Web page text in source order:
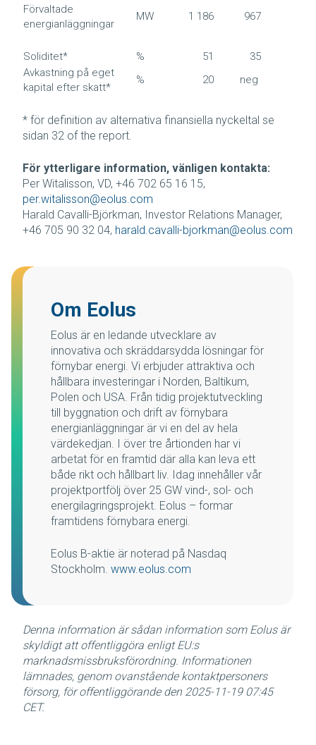
Förvaltade
energianläggningar
MW 1 186 967
Soliditet* % 51 35
Avkastning på eget
kapital efter skatt*
% 20 neg
* för definition av alternativa finansiella nyckeltal se
sidan 32 of the report.
För ytterligare information, vänligen kontakta:
Per Witalisson, VD, +46 702 65 16 15,
per.witalisson@eolus.com
Harald Cavalli-Björkman, Investor Relations Manager,
+46 705 90 32 04, harald.cavalli-bjorkman@eolus.com
Om Eolus
Eolus är en ledande utvecklare av
innovativa och skräddarsydda lösningar för
förnybar energi. Vi erbjuder attraktiva och
hållbara investeringar i Norden, Baltikum,
Polen och USA. Från tidig projektutveckling
till byggnation och drift av förnybara
energianläggningar är vi en del av hela
värdekedjan. I över tre årtionden har vi
arbetat för en framtid där alla kan leva ett
både rikt och hållbart liv. Idag innehåller vår
projektportfölj över 25 GW vind-, sol- och
energilagringsprojekt. Eolus – formar
framtidens förnybara energi.
Eolus B-aktie är noterad på Nasdaq
Stockholm. www.eolus.com
Denna information är sådan information som Eolus är
skyldigt att offentliggöra enligt EU:s
marknadsmissbruksförordning. Informationen
lämnades, genom ovanstående kontaktpersoners
försorg, för offentliggörande den 2025-11-19 07:45
CET.